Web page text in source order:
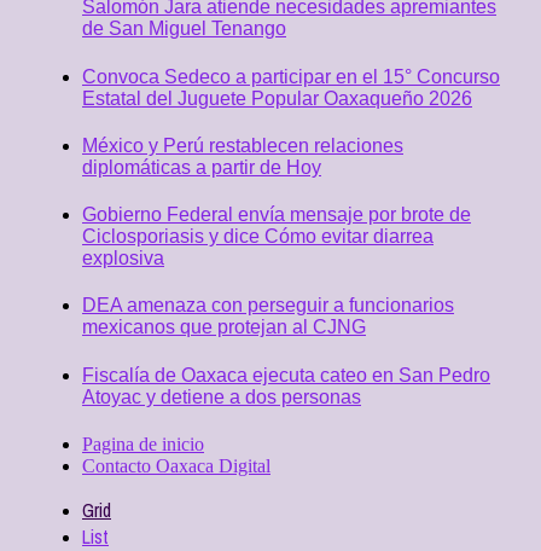
Salomón Jara atiende necesidades apremiantes
de San Miguel Tenango
Convoca Sedeco a participar en el 15° Concurso
Estatal del Juguete Popular Oaxaqueño 2026
México y Perú restablecen relaciones
diplomáticas a partir de Hoy
Gobierno Federal envía mensaje por brote de
Ciclosporiasis y dice Cómo evitar diarrea
explosiva
DEA amenaza con perseguir a funcionarios
mexicanos que protejan al CJNG
Fiscalía de Oaxaca ejecuta cateo en San Pedro
Atoyac y detiene a dos personas
Pagina de inicio
Contacto Oaxaca Digital
Grid
List